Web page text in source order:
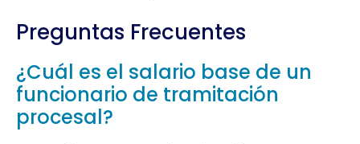
Preguntas Frecuentes
¿Cuál es el salario base de un
funcionario de tramitación
procesal?